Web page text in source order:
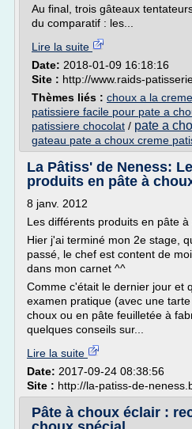
Au final, trois gâteaux
du comparatif : les...
Lire la suite
Date: 2018-01-09 16:18:16
Site : http://www.raids-
Thèmes liés : choux a la
patissiere facile pour pate a
patissiere chocolat / pate a
gateau pate a choux creme
La Pâtiss' de Neness:
produits en pâte à
8 janv. 2012
Les différents produits en pâte à
Hier j'ai terminé mon 2e stage,
passé, le chef est content de
dans mon carnet ^^
Comme c'était le dernier jour et
examen pratique (avec une
choux ou en pâte feuilletée à
quelques conseils sur...
Lire la suite
Date: 2017-09-24 08:38:56
Site : http://la-patiss-de-
Pâte à choux éclair :